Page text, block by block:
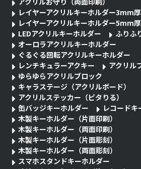
レイヤーアクリルキーホルダー3mm厚
レイヤーアクリルキーホルダー5mm厚
LEDアクリルキーホルダー
ふりふ
オーロラアクリルキーホルダー
ぐるぐる回転アクリルキーホルダー
レンチキュラーアクキー
アクリル
ゆらゆらアクリルブロック
キャラステージ（アクリルボード）
アクリルステッカー（ピタりる）
缶バッジキーホルダー
レコードキ
木製キーホルダー（片面印刷）
木製キーホルダー（両面印刷）
木製キーホルダー（片面彫刻）
木製キーホルダー（両面彫刻）
スマホスタンドキーホルダー